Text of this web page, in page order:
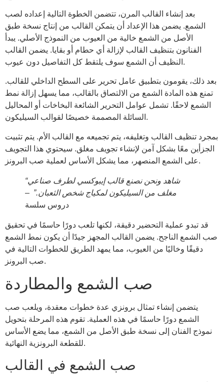
بعد إنشاء القالب المرن، تتضمن الخطوة التالية إعداده لصب
الشمع. يضمن هذا الإعداد أن يتمكن القالب من إنتاج نسخة طبق
الأصل من الشمع خالية من العيوب من النموذج الأصلي. يبدأ
الفنانون بتنظيف القالب لإزالة أي حطام أو بقايا. يضمن القالب
النظيف أن الشمع سوف يلتقط كل التفاصيل دون عيوب.
بعد ذلك، يقومون بتطبيق عامل تحرير على السطح الداخلي للقالب.
تمنع هذه المادة الشمع من الالتصاق بالقالب، مما يسهل إزالة نمط
الشمع لاحقًا. تشمل عوامل التحرير الشائعة البخاخات أو المحاليل
السائلة المصممة خصيصًا لقوالب السيليكون.
بمجرد تنظيف القالب وتغليفه، يتم تجميعه مع القالب الأم. يتم تثبيت
الجزأين معًا بشكل آمن لإنشاء تجويف مغلق. سيحتوي هذا التجويف
على الشمع المنصهر، مما يشكل الأساس لعملية صب البرونز.
“شاهد ونحن نصنع قالب إيبوكسي لطرف صناعي
مغلف من السيليكون لمكياج شخص الثعبان.” –
قد تبدو عملية التحضير دقيقة، لكنها تلعب دورًا حاسمًا في تحقيق
صب الشمع الناجح. يضمن القالب المجهز جيدًا أن يكون نمط الشمع
دقيقًا وخاليًا من العيوب، مما يمهد الطريق للخطوات التالية في
صب البرونز.
صب الشمع والمطاردة
يتضمن إنشاء تمثال برونزي عدة خطوات معقدة، ويلعب صب
الشمع دورًا حاسمًا في هذه العملية. تقوم هذه المرحلة بتحويل
نموذج الفنان إلى نسخة طبق الأصل من الشمع، مما يضع الأساس
للقطعة البرونزية النهائية.
صب الشمع في القالب